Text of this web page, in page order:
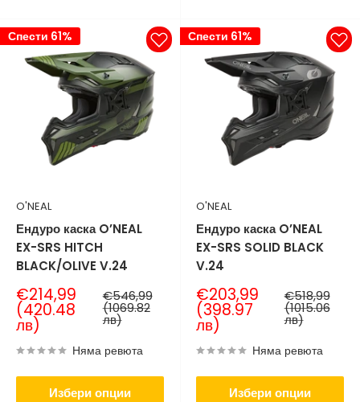
Спести 61%
O'NEAL
Ендуро каска O’NEAL
EX-SRS HITCH
BLACK/OLIVE V.24
Продажна
цена
€214,99
(420.48
лв)
Нормална
цена
€546,99
(1069.82
лв)
Няма ревюта
Избери опции
Спести 61%
O'NEAL
Ендуро каска O’NEAL
EX-SRS SOLID BLACK
V.24
Продажна
цена
€203,99
(398.97
лв)
Нормална
цена
€518,99
(1015.06
лв)
Няма ревюта
Избери опции